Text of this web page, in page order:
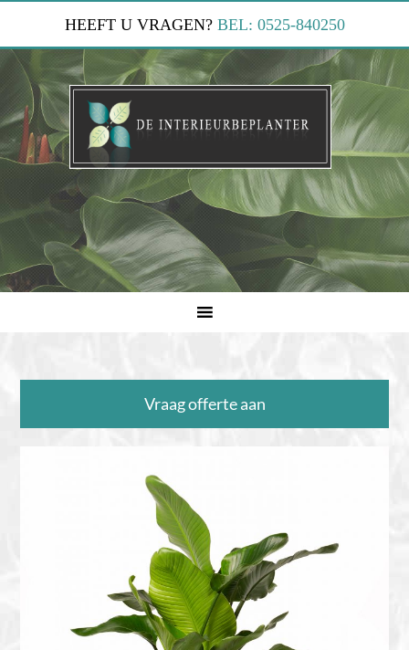
HEEFT U VRAGEN? BEL: 0525-840250
Vraag offerte aan